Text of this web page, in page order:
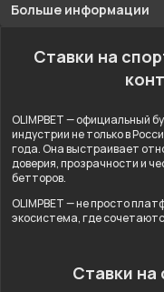
Больше информации
Ставки на
OLIMPBET — официальный
индустрии не только в
года. Она выстраивает
доверия, прозрачности и
бетторов.
OLIMPBET — не просто
экосистема, где
Ставки на